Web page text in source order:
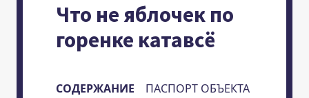
Что не яблочек по
горенке катавсё
СОДЕРЖАНИЕ ПАСПОРТ ОБЪЕКТА